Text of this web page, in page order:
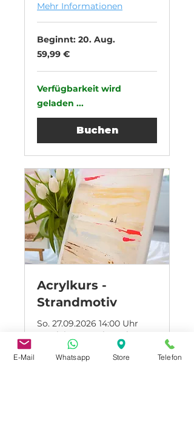
Mehr Informationen
Beginnt: 20. Aug.
59,99
Euro
59,99 €
Verfügbarkeit wird
geladen ...
Buchen
Acrylkurs -
Strandmotiv
So. 27.09.2026 14:00 Uhr
Kursleitung: Imke Hahn
(@hahn.ueber.bord)
Mehr Informationen
E-Mail Whatsapp Store Telefon